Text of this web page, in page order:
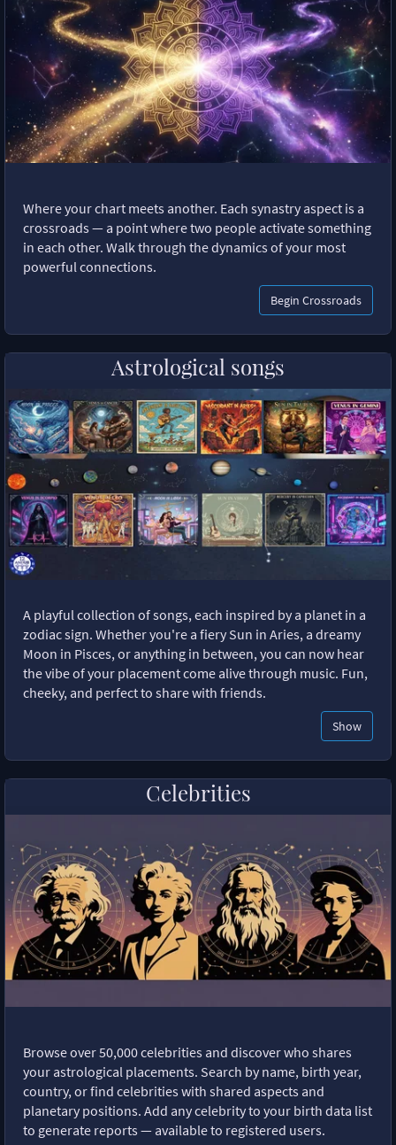
Where your chart meets another. Each synastry aspect is a
crossroads — a point where two people activate something
in each other. Walk through the dynamics of your most
powerful connections.
Begin Crossroads
Astrological songs
A playful collection of songs, each inspired by a planet in a
zodiac sign. Whether you're a fiery Sun in Aries, a dreamy
Moon in Pisces, or anything in between, you can now hear
the vibe of your placement come alive through music. Fun,
cheeky, and perfect to share with friends.
Show
Celebrities
Browse over 50,000 celebrities and discover who shares
your astrological placements. Search by name, birth year,
country, or find celebrities with shared aspects and
planetary positions. Add any celebrity to your birth data list
to generate reports — available to registered users.